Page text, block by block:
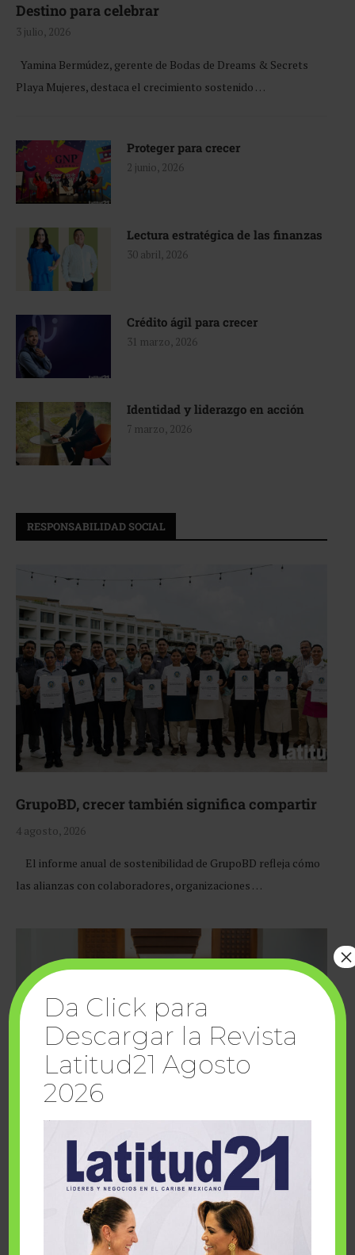
Destino para celebrar
3 julio, 2026
Yamina Bermúdez, gerente de Bodas de Dreams & Secrets
Playa Mujeres, destaca el crecimiento sostenido …
Proteger para crecer
2 junio, 2026
Lectura estratégica de las finanzas
30 abril, 2026
Crédito ágil para crecer
31 marzo, 2026
Identidad y liderazgo en acción
7 marzo, 2026
RESPONSABILIDAD SOCIAL
GrupoBD, crecer también significa compartir
4 agosto, 2026
El informe anual de sostenibilidad de GrupoBD refleja cómo
las alianzas con colaboradores, organizaciones …
Cuando la solidaridad inspira; cumplen
sueños Fairmont Mayakoba y Make-A-Wish
Da Click para
Descargar la Revista
Latitud21 Agosto
2026
×